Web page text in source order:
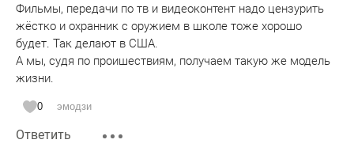
Фильмы, передачи по тв и видеоконтент надо цензурить
жёстко и охранник с оружием в школе тоже хорошо
будет. Так делают в США.
А мы, судя по проишествиям, получаем такую же модель
жизни.
0 эмодзи
Ответить